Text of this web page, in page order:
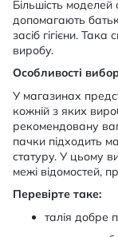
Більшість
допомагають
засіб гігієни.
виробу.
Особливості
У магазинах
кожній з яких
рекомендовану
пачки підходить
статуру. У цьому
межі відомостей,
Перевірте таке:
талія добре